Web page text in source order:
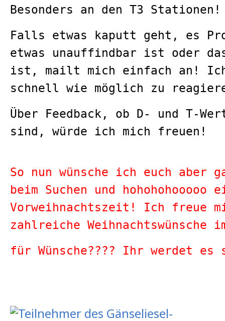
Besonders an den T3 Stationen!
Falls etwas kaputt geht, es
etwas unauffindbar ist oder
ist, mailt mich einfach an!
schnell wie möglich zu
Über Feedback, ob D- und T-
sind, würde ich mich freuen!
So nun wünsche ich euch aber
beim Suchen und hohohohooooo
Vorweihnachtszeit! Ich freue
zahlreiche Weihnachtswünsche
für Wünsche???? Ihr werdet es